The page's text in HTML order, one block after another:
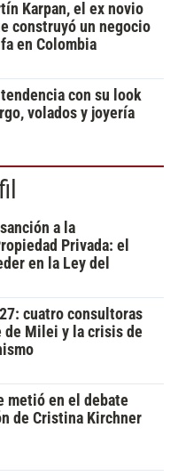
Karpan, el ex novio
construyó un negocio
en Colombia
con su look
volados y joyería
a la
Privada: el
en la Ley del
cuatro consultoras
de Milei y la crisis de
metió en el debate
de Cristina Kirchner